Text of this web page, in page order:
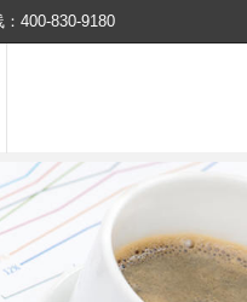
400-830-9180